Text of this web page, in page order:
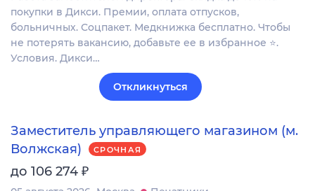
покупки в Дикси. Премии, оплата отпусков,
больничных. Соцпакет. Медкнижка бесплатно. Чтобы
не потерять вакансию, добавьте ее в избранное ⭐.
Условия. Дикси…
Откликнуться
Заместитель управляющего магазином (м.
Волжская)
СРОЧНАЯ
до 106 274 ₽